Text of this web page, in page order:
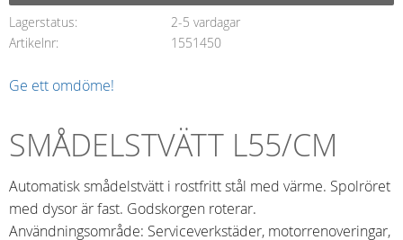
Lagerstatus
2-5 vardagar
Artikelnr
1551450
Ge ett omdöme!
SMÅDELSTVÄTT L55/CM
Automatisk smådelstvätt i rostfritt stål med värme. Spolröret
med dysor är fast. Godskorgen roterar.
Användningsområde: Serviceverkstäder, motorrenoveringar,